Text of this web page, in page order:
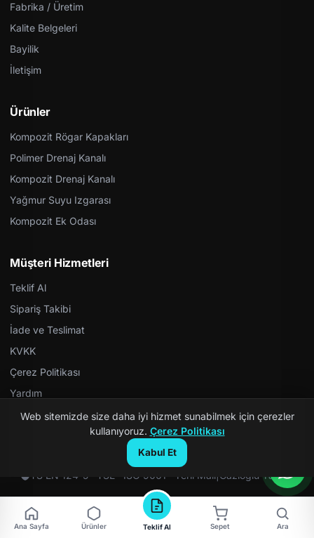
Fabrika / Üretim
Kalite Belgeleri
Bayilik
İletişim
Ürünler
Kompozit Rögar Kapakları
Polimer Drenaj Kanalı
Kompozit Drenaj Kanalı
Yağmur Suyu Izgarası
Kompozit Ek Odası
Müşteri Hizmetleri
Teklif Al
Sipariş Takibi
İade ve Teslimat
KVKK
Çerez Politikası
Yardım
© 2026 Kompozit Rögar. Tüm hakları saklıdır.
TS EN 124-5 · TSE · ISO 9001 · Yerli Malı|Gazioğlu Yazılım
Ana Sayfa Ürünler Teklif Al Sepet Ara
Web sitemizde size daha iyi hizmet sunabilmek için çerezler
kullanıyoruz. Çerez Politikası
Kabul Et